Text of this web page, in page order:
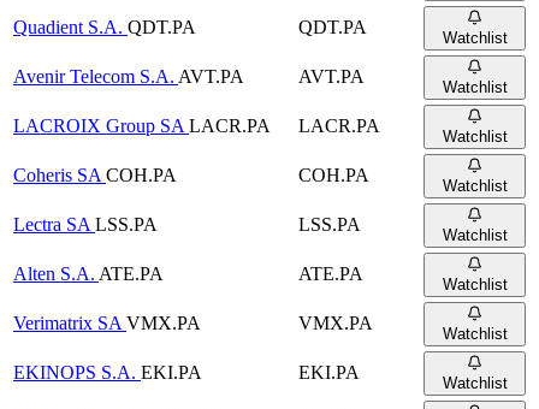
Quadient S.A. QDT.PA QDT.PA
Watchlist
Avenir Telecom S.A. AVT.PA AVT.PA
Watchlist
LACROIX Group SA LACR.PA LACR.PA
Watchlist
Coheris SA COH.PA COH.PA
Watchlist
Lectra SA LSS.PA LSS.PA
Watchlist
Alten S.A. ATE.PA ATE.PA
Watchlist
Verimatrix SA VMX.PA VMX.PA
Watchlist
EKINOPS S.A. EKI.PA EKI.PA
Watchlist